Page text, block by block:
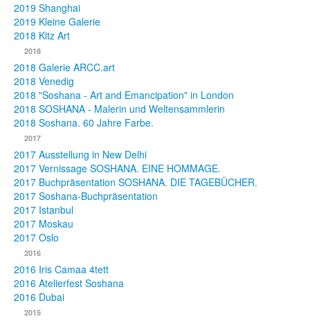
2019 Shanghai
2019 Kleine Galerie
2018 Kitz Art
2018
2018 Galerie ARCC.art
2018 Venedig
2018 "Soshana - Art and Emancipation" in London
2018 SOSHANA - Malerin und Weltensammlerin
2018 Soshana. 60 Jahre Farbe.
2017
2017 Ausstellung in New Delhi
2017 Vernissage SOSHANA. EINE HOMMAGE.
2017 Buchpräsentation SOSHANA. DIE TAGEBÜCHER.
2017 Soshana-Buchpräsentation
2017 Istanbul
2017 Moskau
2017 Oslo
2016
2016 Iris Camaa 4tett
2016 Atelierfest Soshana
2016 Dubai
2015